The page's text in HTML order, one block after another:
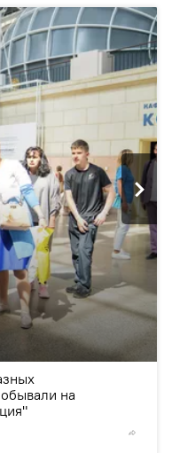
на